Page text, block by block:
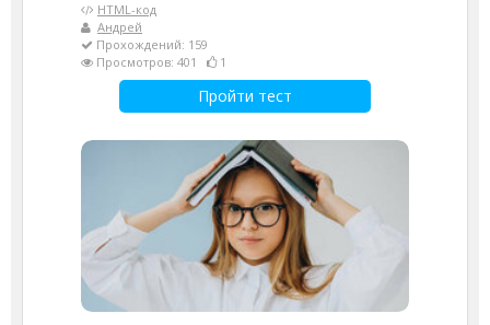
HTML-код
Андрей
Прохождений: 159
Просмотров: 401
1
Пройти тест